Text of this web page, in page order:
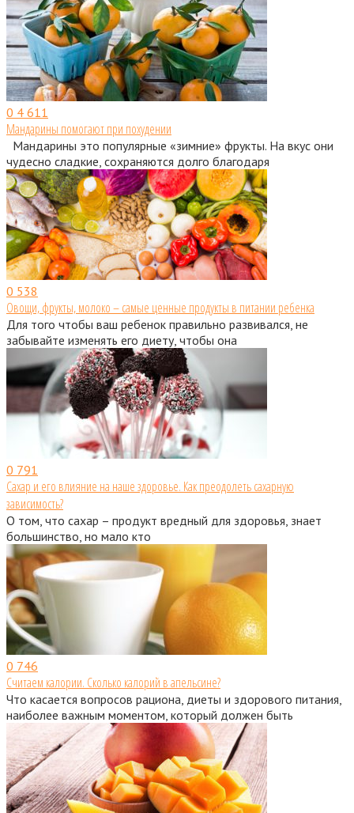
0 4 611
Мандарины помогают при похудении
Мандарины это популярные «зимние» фрукты. На вкус они
чудесно сладкие, сохраняются долго благодаря
0 538
Овощи, фрукты, молоко – самые ценные продукты в питании ребенка
Для того чтобы ваш ребенок правильно развивался, не
забывайте изменять его диету, чтобы она
0 791
Сахар и его влияние на наше здоровье. Как преодолеть сахарную
зависимость?
О том, что сахар – продукт вредный для здоровья, знает
большинство, но мало кто
0 746
Считаем калории. Сколько калорий в апельсине?
Что касается вопросов рациона, диеты и здорового питания,
наиболее важным моментом, который должен быть